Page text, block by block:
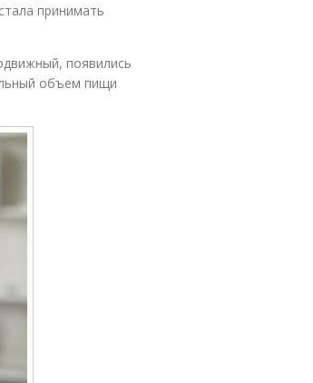
принимать
появились
объем пищи